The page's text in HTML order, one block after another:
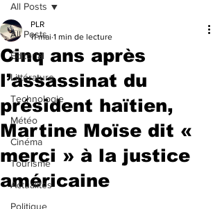
All Posts
Éditorial
Littérature
Technologie
Météo
Cinéma
Tourisme
Actualités
Politique
All Posts
Cinq ans après
l’assassinat du
président haïtien,
Martine Moïse dit «
merci » à la justice
américaine
PLR
11 mai 1 min de lecture